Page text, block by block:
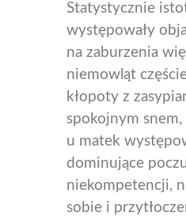
Statystycznie
występowały
na zaburzenia
niemowląt
kłopoty z
spokojnym
u matek
dominujące
niekompetencji,
sobie i